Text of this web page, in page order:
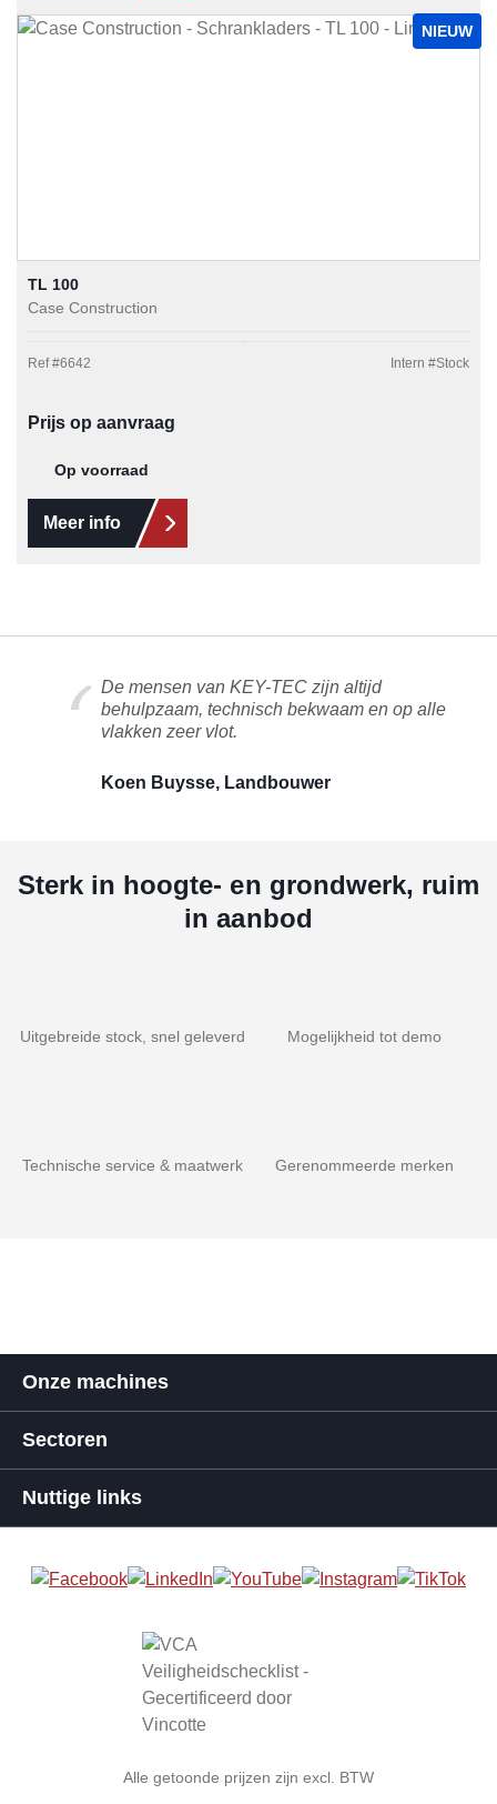
NIEUW
TL 100
Case Construction
Ref #6642 Intern #Stock
Prijs op aanvraag
Op voorraad
Meer info
De mensen van KEY-TEC zijn altijd
behulpzaam, technisch bekwaam en op alle
vlakken zeer vlot.
Koen Buysse, Landbouwer
Sterk in hoogte- en grondwerk, ruim
in aanbod
Uitgebreide stock, snel geleverd Mogelijkheid tot demo
Technische service & maatwerk Gerenommeerde merken
Onze machines
Sectoren
Nuttige links
Alle getoonde prijzen zijn excl. BTW